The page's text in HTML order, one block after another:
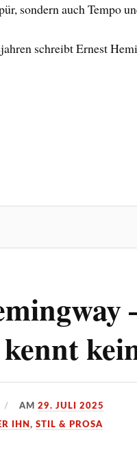
sondern auch Tempo
schreibt Ernest
AM29. JULI 2025
IHN,STIL & PROSA